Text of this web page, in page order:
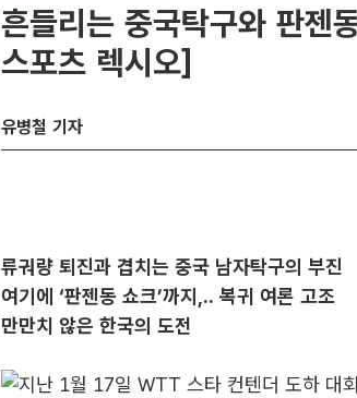
흔들리는 중국탁구와 판젠
스포츠 렉시오]
유병철 기자
류궈량 퇴진과 겹치는 중국 남자탁구의 부진
여기에 ‘판젠동 쇼크’까지,.. 복귀 여론 고조
만만치 않은 한국의 도전